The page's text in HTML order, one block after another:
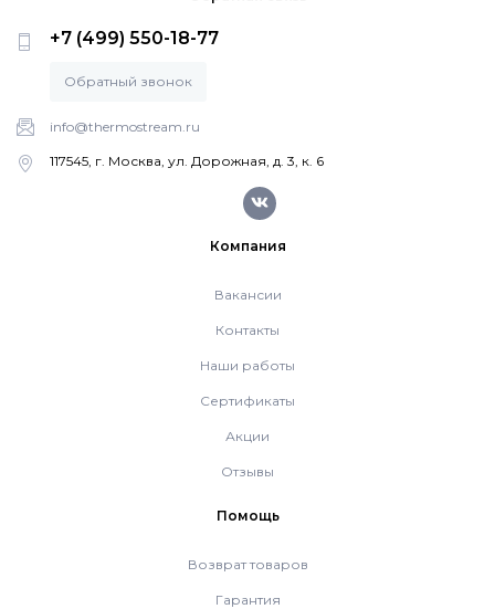
Промышленное оборудование De Dietrich
+7 (499) 550-18-77
Обратный звонок
info@thermostream.ru
117545, г. Москва, ул. Дорожная, д. 3, к. 6
Компания
Вакансии
Контакты
Наши работы
Сертификаты
Акции
Отзывы
Помощь
Возврат товаров
Гарантия